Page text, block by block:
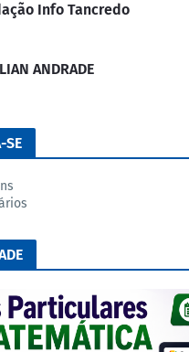
Info Tancredo
ANDRADE
SE